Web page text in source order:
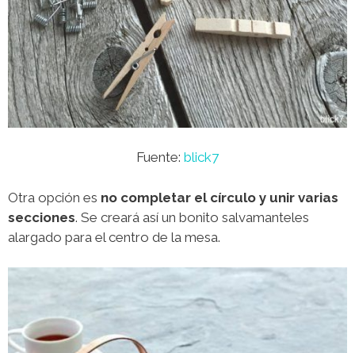
Fuente: blick7
Otra opción es no completar el círculo y unir varias
secciones. Se creará así un bonito salvamanteles
alargado para el centro de la mesa.